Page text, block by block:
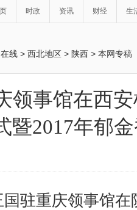
时政 资讯 财经 生
线 > 西北地区 > 陕西 > 本网专稿
领事馆在西
暨2017年郁
驻重庆领事馆